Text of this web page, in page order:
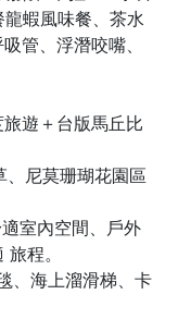
蝦風味餐、茶水
管、浮潛咬嘴、
遊＋台版馬丘比
、尼莫珊瑚花園區
室內空間、戶外
程。
、海上溜滑梯、卡